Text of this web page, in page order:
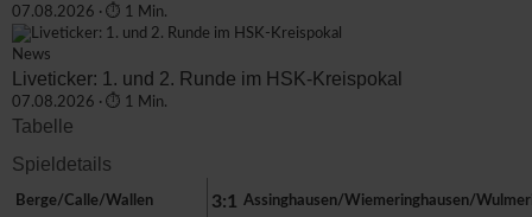
07.08.2026 · ⏱ 1 Min.
News
Liveticker: 1. und 2. Runde im HSK-Kreispokal
07.08.2026 · ⏱ 1 Min.
Tabelle
Spieldetails
Berge/Calle/Wallen 3:1 Assinghausen/Wiemeringhausen/